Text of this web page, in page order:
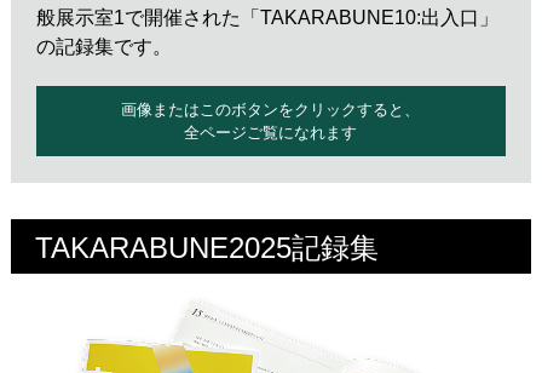
般展示室1で開催された「TAKARABUNE10:出入口」
の記録集です。
画像またはこのボタンをクリックすると、
全ページご覧になれます
TAKARABUNE2025記録集